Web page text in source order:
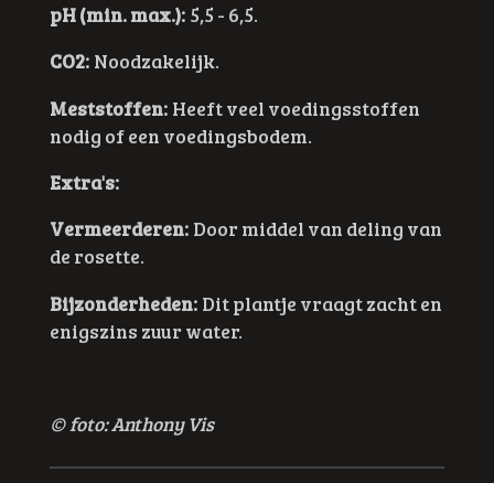
pH (min. max.):5,5 - 6,5.
CO2: Noodzakelijk.
Meststoffen:Heeft veel voedingsstoffen
nodig of een voedingsbodem.
Extra's:
Vermeerderen: Door middel van deling van
de rosette.
Bijzonderheden: Dit plantje vraagt zacht en
enigszins zuur water.
© foto: Anthony Vis